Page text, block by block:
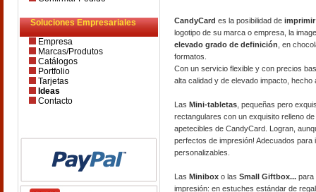
Soluciones Empresariales
Empresa
Marcas/Produtos
Catálogos
Portfolio
Tarjetas
Ideas
Contacto
CandyCard es la posibilidad de
logotipo de su marca o empresa, la
elevado grado de definición , en
formatos.
Con un servicio flexible y con precios
alta calidad y de elevado impacto,
Las Mini-tabletas , pequeñas pero
rectangulares con un exquisito relleno
apetecibles de CandyCard. Logran,
perfectos de impresión! Adecuados
personalizables.
Las Minibox o las Small Giftbox... para
impresión: en estuches estándar de